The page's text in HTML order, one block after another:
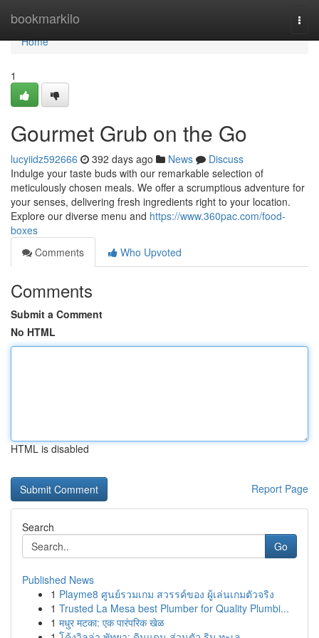
bookmarkilo
Home
Home
1
Gourmet Grub on the Go
lucyiidz592666 392 days ago News
Discuss
Indulge your taste buds with our remarkable selection of
meticulously chosen meals. We offer a scrumptious adventure for
your senses, delivering fresh ingredients right to your location.
Explore our diverse menu and https://www.360pac.com/food-
boxes
Comments
Who Upvoted
Comments
Submit a Comment
No HTML
HTML is disabled
Report Page
Search
Go
Published News
1 Playme8 ศูนย์รวมเกม สวรรค์ของ ผู้เล่นเกมตัวจริง
1 Trusted La Mesa best Plumber for Quality Plumbi...
1 मधुर मटका: एक पारंपरिक खेळ